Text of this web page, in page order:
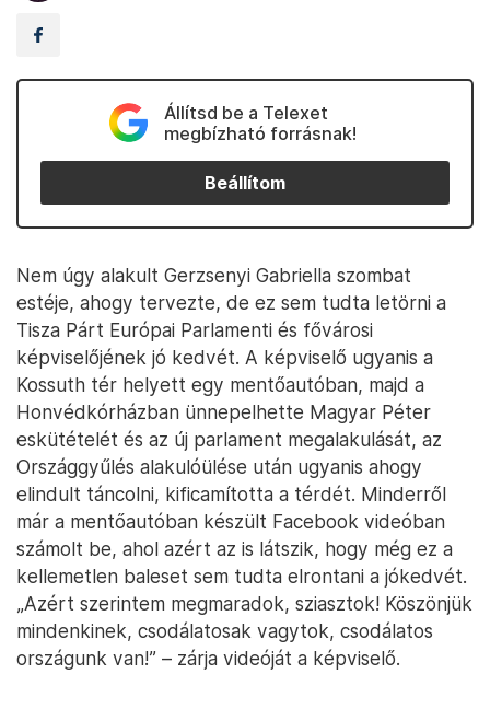
Állítsd be a Telexet
megbízható forrásnak!
Beállítom
Nem úgy alakult Gerzsenyi Gabriella szombat
estéje, ahogy tervezte, de ez sem tudta letörni a
Tisza Párt Európai Parlamenti és fővárosi
képviselőjének jó kedvét. A képviselő ugyanis a
Kossuth tér helyett egy mentőautóban, majd a
Honvédkórházban ünnepelhette Magyar Péter
eskütételét és az új parlament megalakulását, az
Országgyűlés alakulóülése után ugyanis ahogy
elindult táncolni, kificamította a térdét. Minderről
már a mentőautóban készült Facebook videóban
számolt be, ahol azért az is látszik, hogy még ez a
kellemetlen baleset sem tudta elrontani a jókedvét.
„Azért szerintem megmaradok, sziasztok! Köszönjük
mindenkinek, csodálatosak vagytok, csodálatos
országunk van!” – zárja videóját a képviselő.